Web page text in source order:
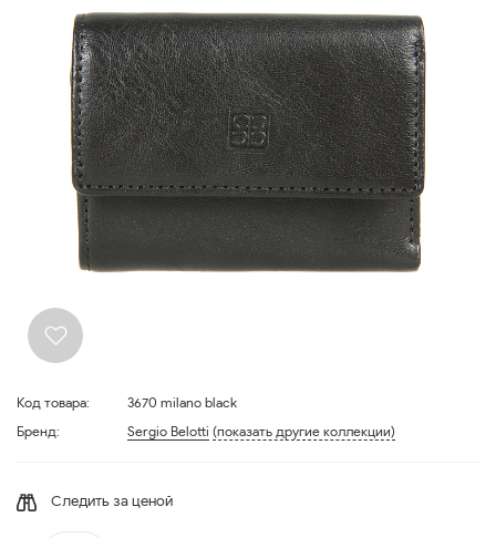
Код товара:
3670 milano black
Бренд:
Sergio Belotti (показать другие коллекции)
Следить за ценой